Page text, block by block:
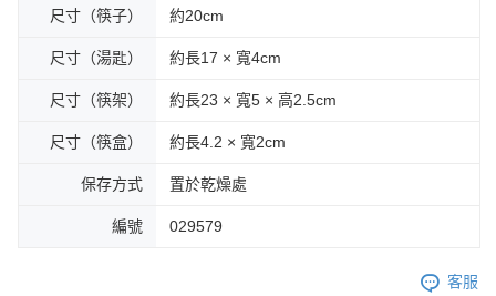
尺寸（筷子） 約20cm
尺寸（湯匙） 約長17 × 寬4cm
尺寸（筷架） 約長23 × 寬5 × 高2.5cm
尺寸（筷盒） 約長4.2 × 寬2cm
保存方式 置於乾燥處
編號 029579
客服